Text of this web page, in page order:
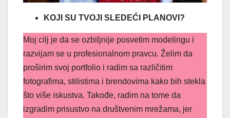
KOJI SU TVOJI SLEDEĆI PLANOVI?
Moj cilj je da se ozbiljnije posvetim modelingu i
razvijam se u profesionalnom pravcu. Želim da
proširim svoj portfolio i radim sa različitim
fotografima, stilistima i brendovima kako bih stekla
što više iskustva. Takođe, radim na tome da
izgradim prisustvo na društvenim mrežama, jer